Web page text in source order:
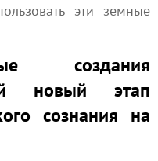
эти земные
создания
новый этап
сознания на